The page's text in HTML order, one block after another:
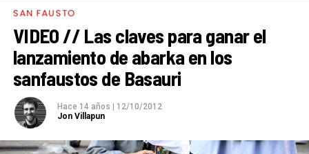
SAN FAUSTO
VIDEO // Las claves para ganar el
lanzamiento de abarka en los
sanfaustos de Basauri
Hace 14 años
12/10/2012
Jon Villapun